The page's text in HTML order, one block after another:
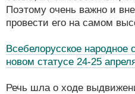
Поэтому очень важно и
провести его на самом
Всебелорусское народное
новом статусе 24-25
Речь шла о ходе